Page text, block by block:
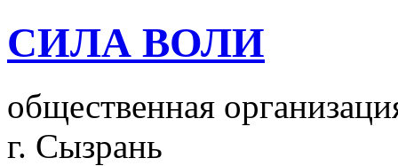
СИЛА ВОЛИ
общественная
г. Сызрань